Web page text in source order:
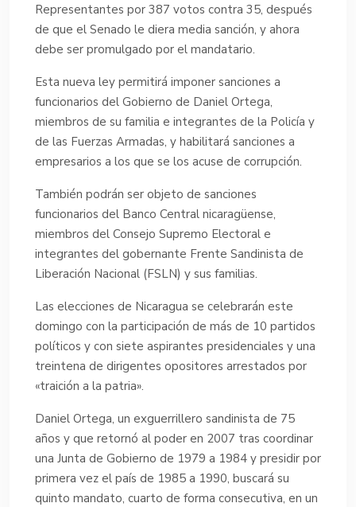
Representantes por 387 votos contra 35, después
de que el Senado le diera media sanción, y ahora
debe ser promulgado por el mandatario.
Esta nueva ley permitirá imponer sanciones a
funcionarios del Gobierno de Daniel Ortega,
miembros de su familia e integrantes de la Policía y
de las Fuerzas Armadas, y habilitará sanciones a
empresarios a los que se los acuse de corrupción.
También podrán ser objeto de sanciones
funcionarios del Banco Central nicaragüense,
miembros del Consejo Supremo Electoral e
integrantes del gobernante Frente Sandinista de
Liberación Nacional (FSLN) y sus familias.
Las elecciones de Nicaragua se celebrarán este
domingo con la participación de más de 10 partidos
políticos y con siete aspirantes presidenciales y una
treintena de dirigentes opositores arrestados por
«traición a la patria».
Daniel Ortega, un exguerrillero sandinista de 75
años y que retornó al poder en 2007 tras coordinar
una Junta de Gobierno de 1979 a 1984 y presidir por
primera vez el país de 1985 a 1990, buscará su
quinto mandato, cuarto de forma consecutiva, en un